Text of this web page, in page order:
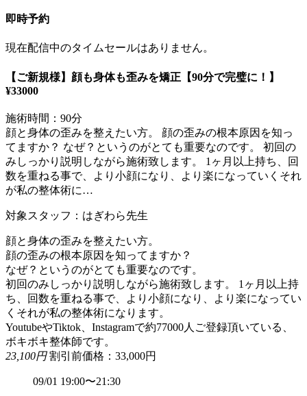
即時予約
現在配信中のタイムセールはありません。
【ご新規様】顔も身体も歪みを矯正【90分で完璧に！】
¥33000
施術時間：90分
顔と身体の歪みを整えたい方。 顔の歪みの根本原因を知っ
てますか？ なぜ？というのがとても重要なのです。 初回の
みしっかり説明しながら施術致します。 1ヶ月以上持ち、回
数を重ねる事で、より小顔になり、より楽になっていくそれ
が私の整体術に…
対象スタッフ：はぎわら先生
顔と身体の歪みを整えたい方。
顔の歪みの根本原因を知ってますか？
なぜ？というのがとても重要なのです。
初回のみしっかり説明しながら施術致します。 1ヶ月以上持
ち、回数を重ねる事で、より小顔になり、より楽になってい
くそれが私の整体術になります。
YoutubeやTiktok、Instagramで約77000人ご登録頂いている、
ボキボキ整体師です。
23,100円 割引前価格：33,000円
09/01 19:00〜21:30